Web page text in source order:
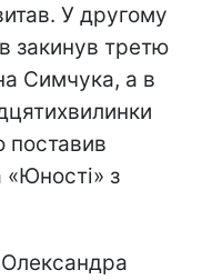
У другому
закинув третю
Симчука, а в
поставив
«Юності» з
Олександра